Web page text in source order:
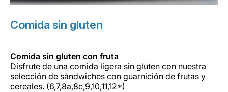
Comida sin gluten
Comida sin gluten con fruta
Disfrute de una comida ligera sin gluten con nuestra
selección de sándwiches con guarnición de frutas y
cereales. (6,7,8a,8c,9,10,11,12*)